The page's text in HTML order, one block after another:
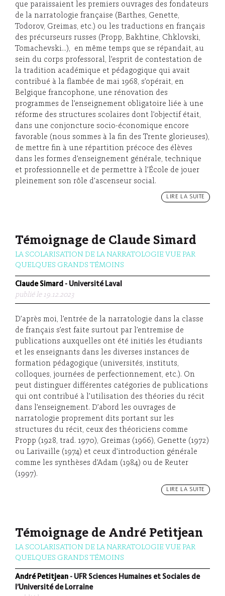
que paraissaient les premiers ouvrages des fondateurs
de la narratologie française (Barthes, Genette,
Todorov, Greimas, etc.) ou les traductions en français
des précurseurs russes (Propp, Bakhtine, Chklovski,
Tomachevski…), en même temps que se répandait, au
sein du corps professoral, l’esprit de contestation de
la tradition académique et pédagogique qui avait
contribué à la flambée de mai 1968, s’opérait, en
Belgique francophone, une rénovation des
programmes de l’enseignement obligatoire liée à une
réforme des structures scolaires dont l’objectif était,
dans une conjoncture socio-économique encore
favorable (nous sommes à la fin des Trente glorieuses),
de mettre fin à une répartition précoce des élèves
dans les formes d’enseignement générale, technique
et professionnelle et de permettre à l’École de jouer
pleinement son rôle d’ascenseur social.
LIRE LA SUITE
Témoignage de Claude Simard
LA SCOLARISATION DE LA NARRATOLOGIE VUE PAR
QUELQUES GRANDS TÉMOINS
Claude Simard - Université Laval
publié le 19.12.2023
D’après moi, l’entrée de la narratologie dans la classe
de français s’est faite surtout par l’entremise de
publications auxquelles ont été initiés les étudiants
et les enseignants dans les diverses instances de
formation pédagogique (universités, instituts,
colloques, journées de perfectionnement, etc.). On
peut distinguer différentes catégories de publications
qui ont contribué à l’utilisation des théories du récit
dans l’enseignement. D’abord les ouvrages de
narratologie proprement dits portant sur les
structures du récit, ceux des théoriciens comme
Propp (1928, trad. 1970), Greimas (1966), Genette (1972)
ou Larivaille (1974) et ceux d’introduction générale
comme les synthèses d’Adam (1984) ou de Reuter
(1997).
LIRE LA SUITE
Témoignage de André Petitjean
LA SCOLARISATION DE LA NARRATOLOGIE VUE PAR
QUELQUES GRANDS TÉMOINS
André Petitjean - UFR Sciences Humaines et Sociales de
l’Université de Lorraine